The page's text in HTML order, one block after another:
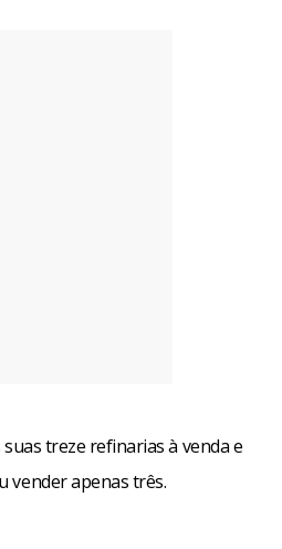
treze refinarias à venda e
vender apenas três.